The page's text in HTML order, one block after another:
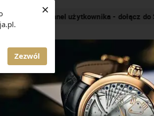
Zezwól
× Nakręcamy
MAGAZYN ZEGARKI I PASJA